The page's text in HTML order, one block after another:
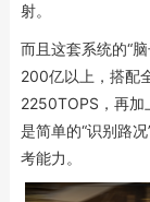
射。
而且这套系统的“
200亿以上，搭配
2250TOPS，再加
是简单的“识别路
考能力。